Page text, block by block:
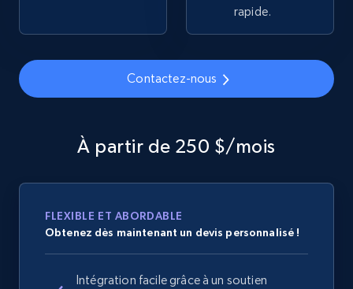
2.1K+ 355+ Commencer
URL, Domain, Country code, Model number,
and more.
2.1K+ 355+ Commencer
rapide.
Contactez-nous
À partir de 250 $/mois
FLEXIBLE ET ABORDABLE
Obtenez dès maintenant un devis personnalisé !
Intégration facile grâce à un soutien